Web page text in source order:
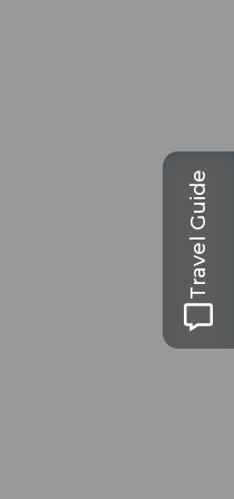
Travel Guide